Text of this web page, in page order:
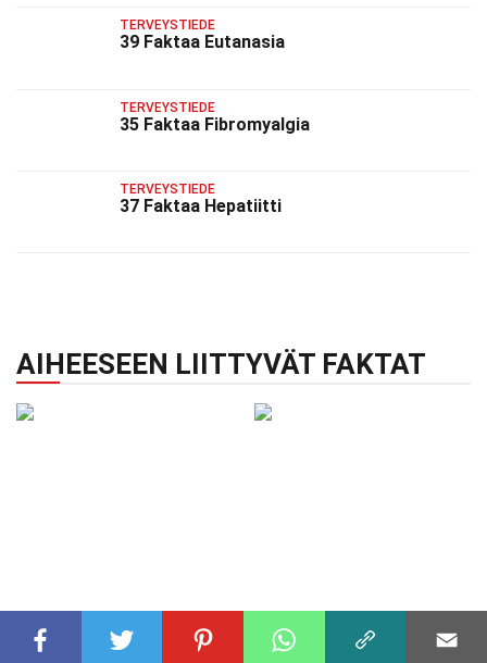
TERVEYSTIEDE
39 Faktaa Eutanasia
TERVEYSTIEDE
35 Faktaa Fibromyalgia
TERVEYSTIEDE
37 Faktaa Hepatiitti
AIHEESEEN LIITTYVÄT FAKTAT
28 Faktaa C3-kasvi 36 Faktaa